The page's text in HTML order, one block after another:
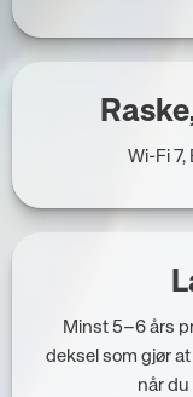
Wi-Fi
Minst 5–6 års
deksel som gjør
når du